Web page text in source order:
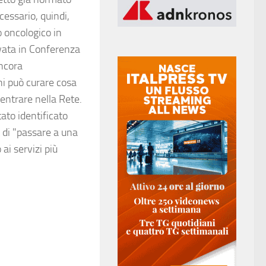
quindi,
oncologico in
in Conferenza
può curare cosa
nella Rete.
identificato
"passare a una
servizi più